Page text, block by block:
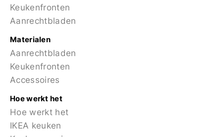
Keukenfronten
Aanrechtbladen
Materialen
Aanrechtbladen
Keukenfronten
Accessoires
Hoe werkt het
Hoe werkt het
IKEA keuken